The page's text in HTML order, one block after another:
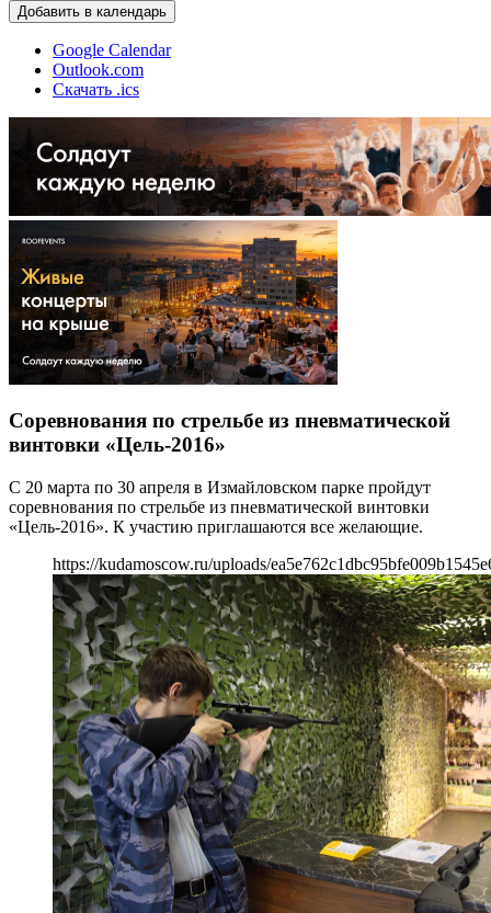
Добавить в календарь
Google Calendar
Outlook.com
Скачать .ics
Соревнования по стрельбе из пневматической
винтовки «Цель-2016»
С 20 марта по 30 апреля в Измайловском парке пройдут
соревнования по стрельбе из пневматической винтовки
«Цель-2016». К участию приглашаются все желающие.
https://kudamoscow.ru/uploads/